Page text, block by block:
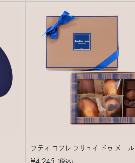
プティ コフレ フリュイ ドゥ メール